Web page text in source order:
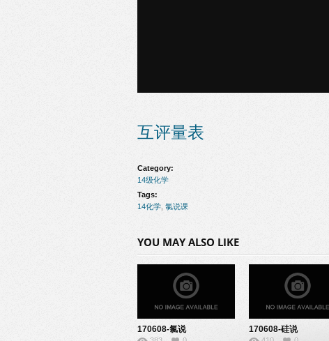
互评量表
Category:
14级化学
Tags:
14化学 氯说课
YOU MAY ALSO LIKE
170608-氯说
170608-硅说